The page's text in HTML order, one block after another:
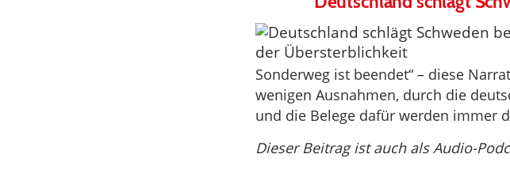
Sonderweg ist beendet“ – diese
wenigen Ausnahmen, durch die
und die Belege dafür werden immer
Dieser Beitrag ist auch als Audio-